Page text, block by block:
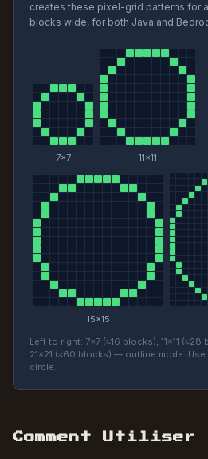
creates these pixel-grid patterns for
blocks wide, for both Java and
7×7 11×11
15×15
Left to right: 7×7 (≈16 blocks), 11×11
21×21 (≈60 blocks) — outline mode.
circle.
Comment Utiliser